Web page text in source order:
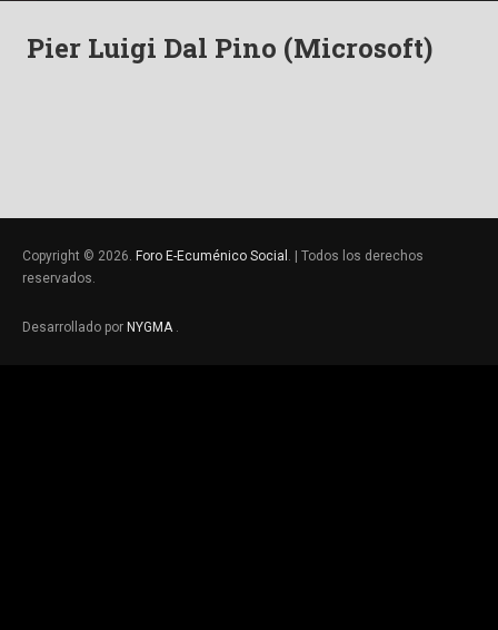
Pier Luigi Dal Pino (Microsoft)
Copyright © 2026. Foro E-Ecuménico Social . | Todos los derechos
reservados.
Desarrollado por NYGMA .